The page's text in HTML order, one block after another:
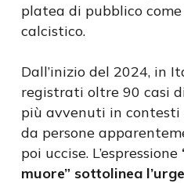
platea di pubblico
calcistico.
Dall’inizio del 2024, in
registrati oltre 90 casi
più avvenuti in contesti
da persone
poi uccise. L’espressione
muore” sottolinea